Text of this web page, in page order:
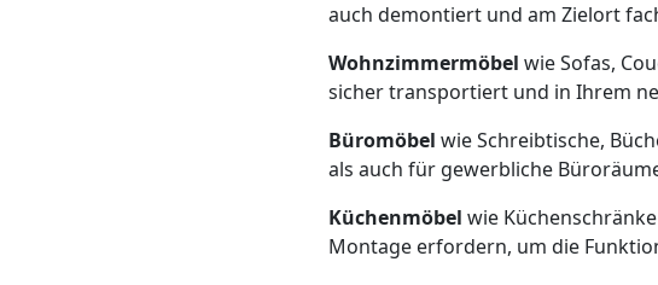
auch demontiert und am Zielort
Wohnzimmermöbel wie Sofas,
sicher transportiert und in Ihrem
Büromöbel wie Schreibtische,
als auch für gewerbliche
Küchenmöbel wie
Montage erfordern, um die